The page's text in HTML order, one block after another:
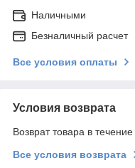
Наличными
Безналичный расчет
Все условия оплаты
Условия возврата
Возврат товара в
Все условия возврата